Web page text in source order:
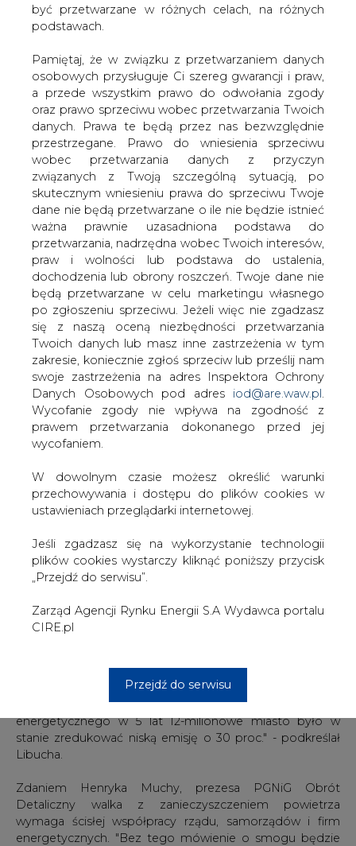
być przetwarzane w różnych celach, na różnych
podstawach.
Pamiętaj, że w związku z przetwarzaniem danych
osobowych przysługuje Ci szereg gwarancji i praw,
a przede wszystkim prawo do odwołania zgody
oraz prawo sprzeciwu wobec przetwarzania Twoich
danych. Prawa te będą przez nas bezwzględnie
przestrzegane. Prawo do wniesienia sprzeciwu
wobec przetwarzania danych z przyczyn
związanych z Twoją szczególną sytuacją, po
skutecznym wniesieniu prawa do sprzeciwu Twoje
dane nie będą przetwarzane o ile nie będzie istnieć
ważna prawnie uzasadniona podstawa do
przetwarzania, nadrzędna wobec Twoich interesów,
praw i wolności lub podstawa do ustalenia,
dochodzenia lub obrony roszczeń. Twoje dane nie
będą przetwarzane w celu marketingu własnego
po zgłoszeniu sprzeciwu. Jeżeli więc nie zgadzasz
się z naszą oceną niezbędności przetwarzania
Twoich danych lub masz inne zastrzeżenia w tym
zakresie, koniecznie zgłoś sprzeciw lub prześlij nam
swoje zastrzeżenia na adres Inspektora Ochrony
Danych Osobowych pod adres iod@are.waw.pl
Wycofanie zgody nie wpływa na zgodność z
prawem przetwarzania dokonanego przed jej
wycofaniem.
W dowolnym czasie możesz określić warunki
przechowywania i dostępu do plików cookies w
ustawieniach przeglądarki internetowej.
Jeśli zgadzasz się na wykorzystanie technologii
plików cookies wystarczy kliknąć poniższy przycisk
„Przejdź do serwisu”.
Zarząd Agencji Rynku Energii S.A Wydawca portalu
CIRE.pl
Przejdź do serwisu
Współpraca spółek
Największe spółki energetyczne chcą
aktywnie wspierać samorządy w ich
wysiłkach na rzecz poprawy jakości
życia i stanu środowiska. To jeden z
wniosków panelu "Biznes wobec
energetycznych wyzwań polskich
miast", który odbył się podczas Forum
Ekonomicznego w Krynicy.
Otwierając wtorkową debatę Jacek Libucha z The
Boston Consulting Group Polska podkreślił, że w ciągu
ostatnich 30 lat polskie miasta stały się największym
beneficjentem rozwoju, a jednocześnie największą jego
ofiarą w kontekście zanieczyszczenia powietrza i
związanej z tym jakości życia.
"Jeśli chodzi o PKB, Polska od 1990 r. rozwinęła się 6-
krotnie. W tym czasie nie tylko nie zwiększyliśmy emisji
CO2, ale nawet minimalnie ją zmniejszyliśmy o 15 proc.
Natomiast niestety to nie przełożyło się bezpośrednio na
jakość życia i jakość powietrza" - mówił Libucha. Wskazał
przy tym, że spośród 10 najbardziej zanieczyszczonych
miast w Europie, aż sześć znajduje się w Polsce.
Dlatego, jego zdaniem, Polska powinna skupić się na
tym, aby "każdą złotówkę przeznaczać na obniżanie
niskiej emisji bo to ma realny wpływ na nasze życie". Jego
zdaniem przykłady z Chin pokazują, że da się to osiągnąć
w relatywnie krótkim czasie. Przywołał tu doświadczenia
bardziej zanieczyszczonym miastem niż Kraków. "Dzięki
determinacji i działaniom w zakresie elektromobilności
transportu publicznego, termoizolacji, zmiany miksu
energetycznego w 5 lat 12-milionowe miasto było w
stanie zredukować niską emisję o 30 proc." - podkreślał
Libucha.
Zdaniem Henryka Muchy, prezesa PGNiG Obrót
Detaliczny walka z zanieczyszczeniem powietrza
wymaga ścisłej współpracy rządu, samorządów i firm
energetycznych. "Bez tego mówienie o smogu będzie